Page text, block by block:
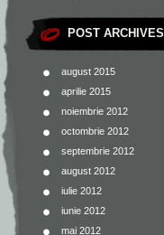
POST ARCHIVES
august 2015
aprilie 2015
noiembrie 2012
octombrie 2012
septembrie 2012
august 2012
iulie 2012
iunie 2012
mai 2012